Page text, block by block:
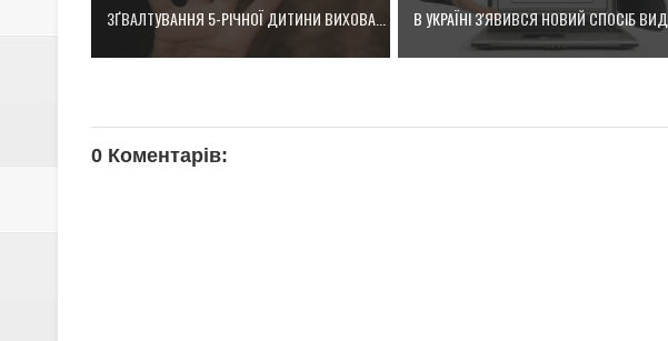
ЗҐВАЛТУВАННЯ 5-РІЧНОЇ ДИТИНИ ВИХОВА... В УКРАЇНІ З'ЯВИВСЯ НОВИЙ СПОСІБ ВИД...
0 Коментарів: